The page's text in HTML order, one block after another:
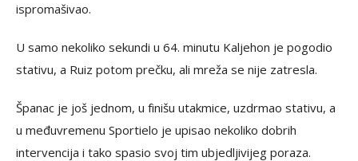
ispromašivao.
U samo nekoliko sekundi u 64. minutu Kaljehon je pogodio
stativu, a Ruiz potom prečku, ali mreža se nije zatresla.
Španac je još jednom, u finišu utakmice, uzdrmao stativu, a
u međuvremenu Sportielo je upisao nekoliko dobrih
intervencija i tako spasio svoj tim ubjedljivijeg poraza.